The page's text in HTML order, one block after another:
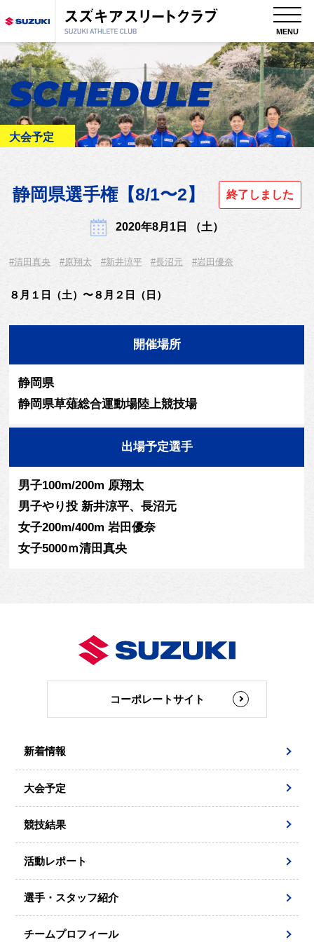
MENU
SCHEDULE
大会予定
静岡県選手権【8/1〜2】 終了しました
2020年8月1日 （土）
#清田真央 #原翔太 #新井涼平 #長沼元 #岩田優奈
８月１日（土）〜８月２日（日）
開催場所
静岡県
静岡県草薙総合運動場陸上競技場
出場予定選手
男子100m/200m 原翔太
男子やり投 新井涼平、長沼元
女子200m/400m 岩田優奈
女子5000ｍ清田真央
コーポレートサイト
新着情報
大会予定
競技結果
活動レポート
選手・スタッフ紹介
チームプロフィール